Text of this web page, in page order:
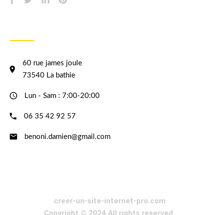
60 rue james joule
73540 La bathie
Lun - Sam : 7:00-20:00
06 35 42 92 57
benoni.damien@gmail.com
creer-un-site-internet-pro.com
Copyright © 2024 All rights reserved.